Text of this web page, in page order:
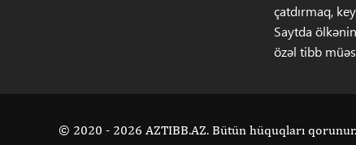
çatdırmaq,
Saytda
özəl tibb
© 2020 - 2026 AZTIBB.AZ. Bütün hüquqları qorunur.